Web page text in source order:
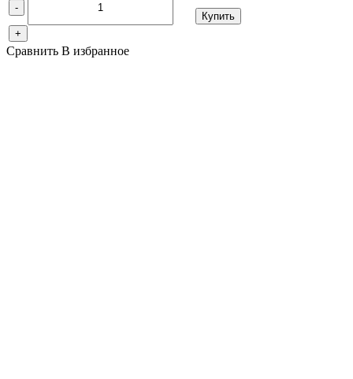
-
+
Купить
Сравнить В избранное